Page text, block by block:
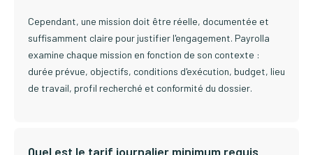
Cependant, une mission doit être réelle, documentée et
suffisamment claire pour justifier l'engagement. Payrolla
examine chaque mission en fonction de son contexte :
durée prévue, objectifs, conditions d'exécution, budget, lieu
de travail, profil recherché et conformité du dossier.
Quel est le tarif journalier minimum requis